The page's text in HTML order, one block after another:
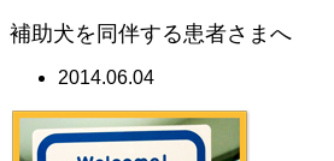
補助犬を同伴する患者さまへ
2014.06.04